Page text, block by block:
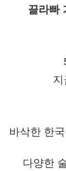
끌라빠
바삭한 한
다양한